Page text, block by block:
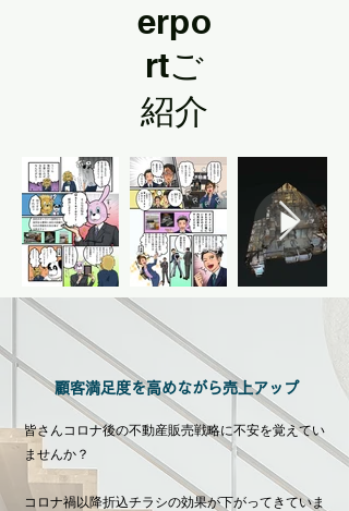
erpo
rtご
紹介
顧客満足度を高めながら売上アップ
皆さんコロナ後の不動産販売戦略に不安を覚えてい
ませんか？
コロナ禍以降折込チラシの効果が下がってきていま